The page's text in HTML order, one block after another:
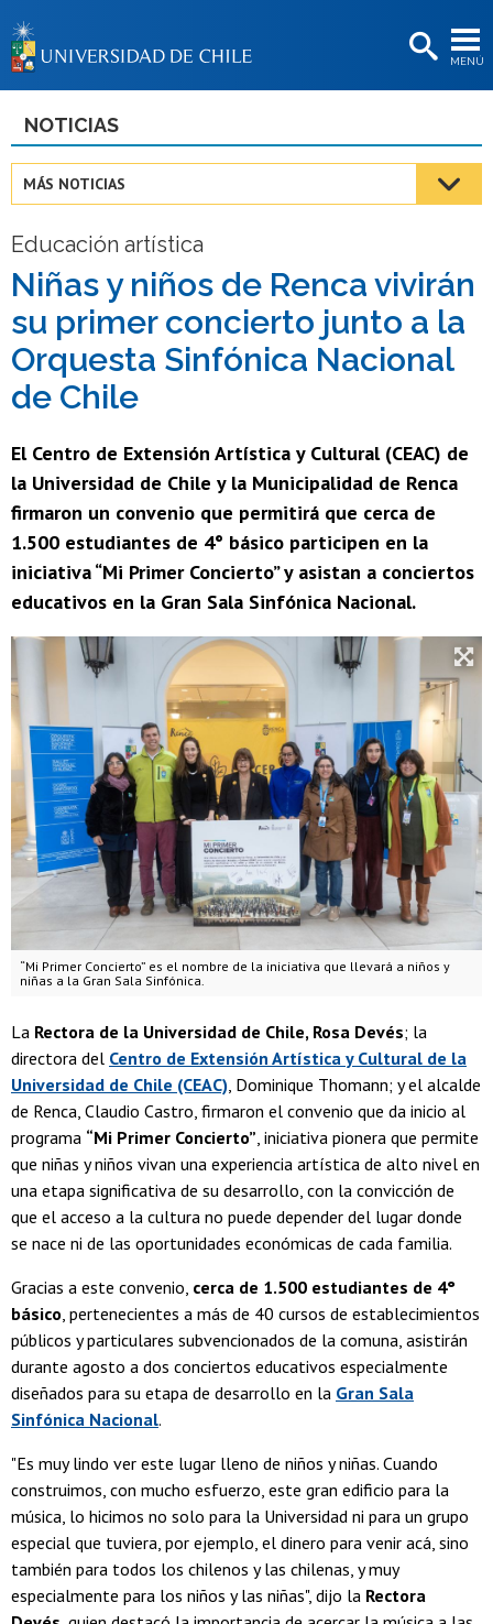
MENÚ
BIBLIOTECAS
Estudiantes
Académicas/os
Funcionarias/os
Egresadas/os
NOTICIAS
MÁS NOTICIAS
Educación artística
Niñas y niños de Renca vivirán
su primer concierto junto a la
Orquesta Sinfónica Nacional
de Chile
El Centro de Extensión Artística y Cultural (CEAC) de
la Universidad de Chile y la Municipalidad de Renca
firmaron un convenio que permitirá que cerca de
1.500 estudiantes de 4° básico participen en la
iniciativa “Mi Primer Concierto” y asistan a conciertos
educativos en la Gran Sala Sinfónica Nacional.
“Mi Primer Concierto” es el nombre de la iniciativa que llevará a niños y
niñas a la Gran Sala Sinfónica.
La Rectora de la Universidad de Chile, Rosa Devés; la
directora del Centro de Extensión Artística y Cultural de la
Universidad de Chile (CEAC), Dominique Thomann; y el alcalde
de Renca, Claudio Castro, firmaron el convenio que da inicio al
programa “Mi Primer Concierto”, iniciativa pionera que permite
que niñas y niños vivan una experiencia artística de alto nivel en
una etapa significativa de su desarrollo, con la convicción de
que el acceso a la cultura no puede depender del lugar donde
se nace ni de las oportunidades económicas de cada familia.
Gracias a este convenio, cerca de 1.500 estudiantes de 4°
básico, pertenecientes a más de 40 cursos de establecimientos
públicos y particulares subvencionados de la comuna, asistirán
durante agosto a dos conciertos educativos especialmente
diseñados para su etapa de desarrollo en la Gran Sala
Sinfónica Nacional.
"Es muy lindo ver este lugar lleno de niños y niñas. Cuando
construimos, con mucho esfuerzo, este gran edificio para la
música, lo hicimos no solo para la Universidad ni para un grupo
especial que tuviera, por ejemplo, el dinero para venir acá, sino
también para todos los chilenos y las chilenas, y muy
especialmente para los niños y las niñas", dijo la Rectora